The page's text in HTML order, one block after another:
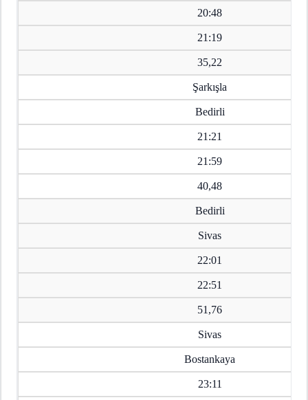
20:48
21:19
35,22
Şarkışla
Bedirli
21:21
21:59
40,48
Bedirli
Sivas
22:01
22:51
51,76
Sivas
Bostankaya
23:11